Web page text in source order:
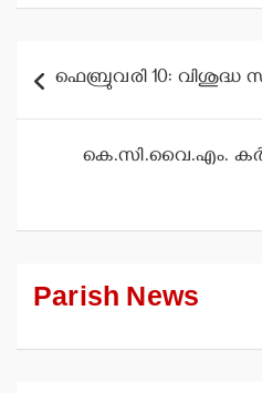
navigation
ഫെബ്രുവരി 10: വിശുദ്ധ
കെ.സി.വൈ.എം.
Parish News